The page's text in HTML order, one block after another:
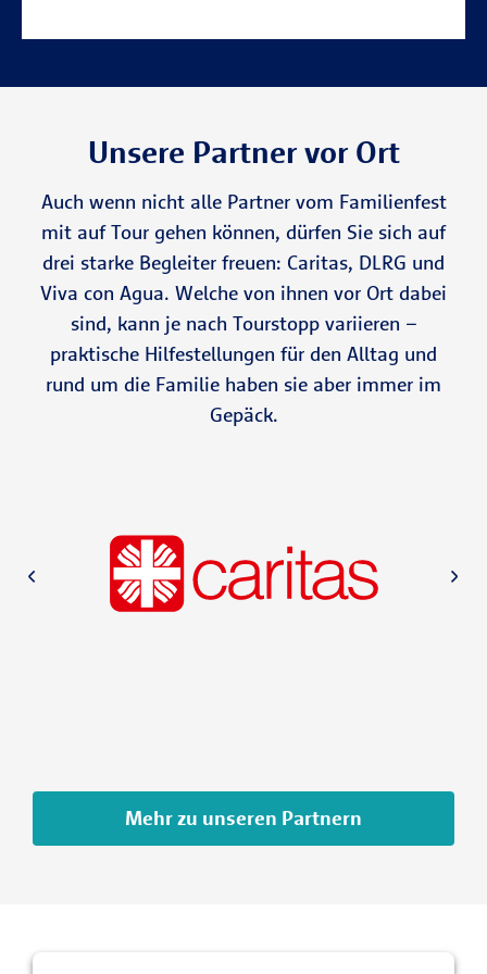
Unsere Partner vor Ort
Auch wenn nicht alle Partner vom Familienfest
mit auf Tour gehen können, dürfen Sie sich auf
drei starke Begleiter freuen: Caritas, DLRG und
Viva con Agua. Welche von ihnen vor Ort dabei
sind, kann je nach Tourstopp variieren –
praktische Hilfestellungen für den Alltag und
rund um die Familie haben sie aber immer im
Gepäck.
Mehr zu unseren Partnern